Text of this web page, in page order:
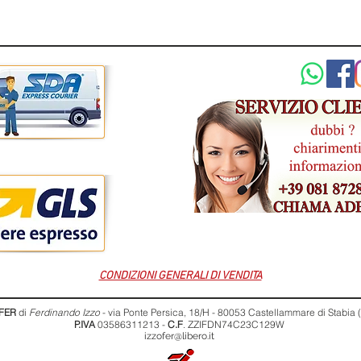
CONDIZIONI GENERALI DI VENDITA
di Ferdinando Izzo - via Ponte Persica, 18/H - 80053 Castellammare di Stabia
P.IVA03586311213 - C.F. ZZIFDN74C23C129W
izzofer@libero.it